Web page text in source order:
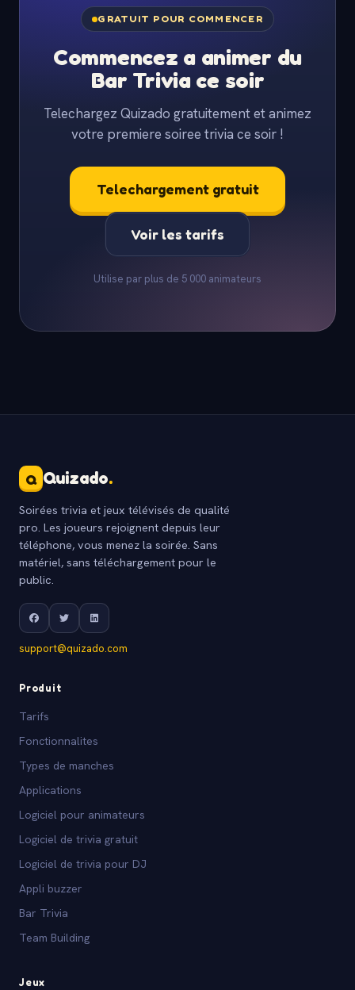
GRATUIT POUR COMMENCER
Commencez a animer du
Bar Trivia ce soir
Telechargez Quizado gratuitement et animez
votre premiere soiree trivia ce soir !
Telechargement gratuit
Voir les tarifs
Utilise par plus de 5 000 animateurs
Q Quizado.
Soirées trivia et jeux télévisés de qualité
pro. Les joueurs rejoignent depuis leur
téléphone, vous menez la soirée. Sans
matériel, sans téléchargement pour le
public.
support@quizado.com
Produit
Tarifs
Fonctionnalites
Types de manches
Applications
Logiciel pour animateurs
Logiciel de trivia gratuit
Logiciel de trivia pour DJ
Appli buzzer
Bar Trivia
Team Building
Jeux